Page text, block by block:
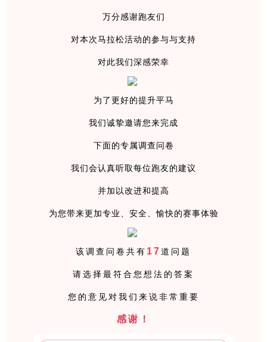
万分感谢跑友们
对本次马拉松活动的参与与支持
对此我们深感荣幸
为了更好的提升平马
我们诚挚邀请您来完成
下面的专属调查问卷
我们会认真听取每位跑友的建议
并加以改进和提高
为您带来更加专业、安全、愉快的赛事体验
该调查问卷共有 17道问题
请选择最符合您想法的答案
您的意见对我们来说非常重要
感谢！